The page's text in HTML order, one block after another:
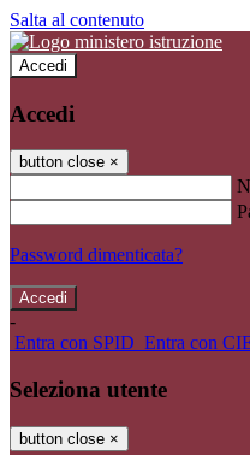
Salta al contenuto
Accedi
Accedi
button close ×
Password dimenticata?
-
Entra con SPID Entra con
Seleziona utente
button close ×